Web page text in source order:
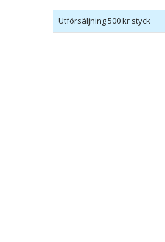
Utförsäljning 500 kr styck